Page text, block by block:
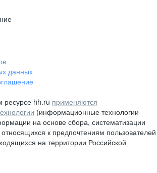
данных
hh.ru применяются
(информационные технологии
на основе сбора, систематизации
к предпочтениям пользователей
на территории Российской